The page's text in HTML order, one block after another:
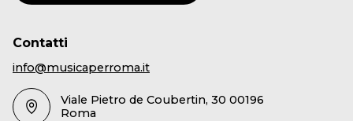
Contatti
info@musicaperroma.it
Viale Pietro de Coubertin, 30 00196
Roma